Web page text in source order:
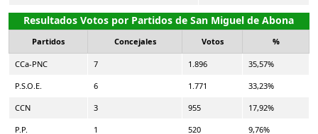
Resultados Votos por Partidos de San Miguel de Abona
Partidos Concejales Votos %
CCa-PNC 7 1.896 35,57%
P.S.O.E. 6 1.771 33,23%
CCN 3 955 17,92%
P.P. 1 520 9,76%